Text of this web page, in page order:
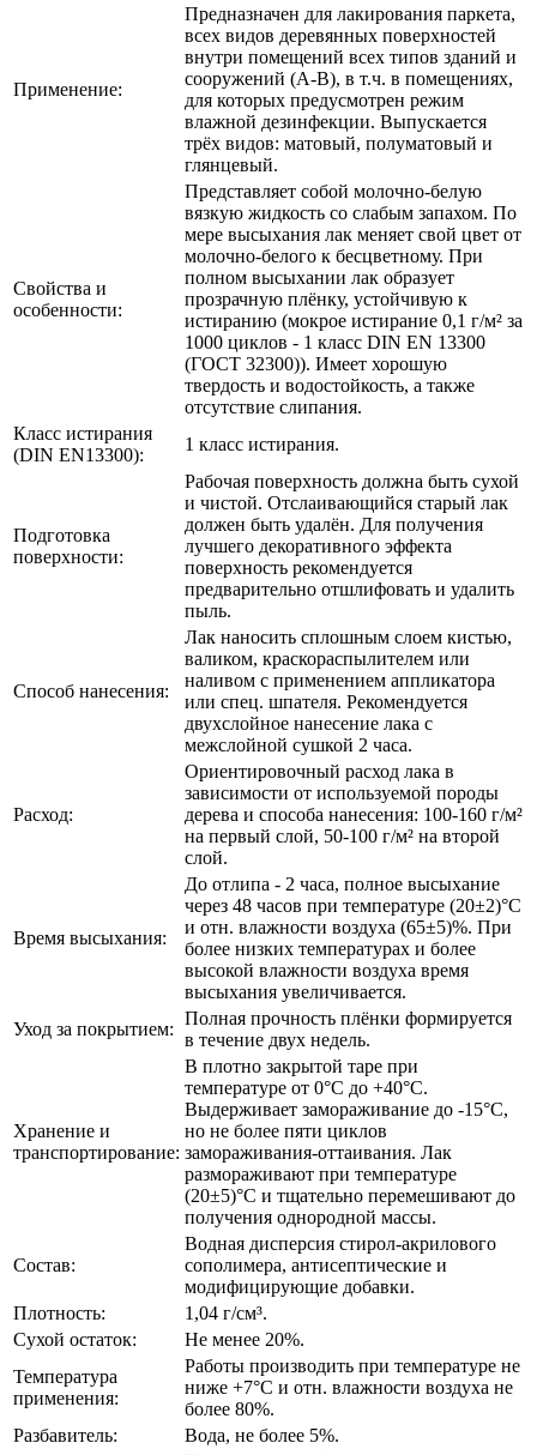
Применение:
Предназначен для лакирования паркета,
всех видов деревянных поверхностей
внутри помещений всех типов зданий и
сооружений (А-В), в т.ч. в помещениях,
для которых предусмотрен режим
влажной дезинфекции. Выпускается
трёх видов: матовый, полуматовый и
глянцевый.
Свойства и
особенности:
Представляет собой молочно-белую
вязкую жидкость со слабым запахом. По
мере высыхания лак меняет свой цвет от
молочно-белого к бесцветному. При
полном высыхании лак образует
прозрачную плёнку, устойчивую к
истиранию (мокрое истирание 0,1 г/м² за
1000 циклов - 1 класс DIN EN 13300
(ГОСТ 32300)). Имеет хорошую
твердость и водостойкость, а также
отсутствие слипания.
Класс истирания
(DIN EN13300):
1 класс истирания.
Подготовка
поверхности:
Рабочая поверхность должна быть сухой
и чистой. Отслаивающийся старый лак
должен быть удалён. Для получения
лучшего декоративного эффекта
поверхность рекомендуется
предварительно отшлифовать и удалить
пыль.
Способ нанесения:
Лак наносить сплошным слоем кистью,
валиком, краскораспылителем или
наливом с применением аппликатора
или спец. шпателя. Рекомендуется
двухслойное нанесение лака с
межслойной сушкой 2 часа.
Расход:
Ориентировочный расход лака в
зависимости от используемой породы
дерева и способа нанесения: 100-160 г/м²
на первый слой, 50-100 г/м² на второй
слой.
Время высыхания:
До отлипа - 2 часа, полное высыхание
через 48 часов при температуре (20±2)°С
и отн. влажности воздуха (65±5)%. При
более низких температурах и более
высокой влажности воздуха время
высыхания увеличивается.
Уход за покрытием:
Полная прочность плёнки формируется
в течение двух недель.
Хранение и
транспортирование:
В плотно закрытой таре при
температуре от 0°С до +40°С.
Выдерживает замораживание до -15°С,
но не более пяти циклов
замораживания-оттаивания. Лак
размораживают при температуре
(20±5)°С и тщательно перемешивают до
получения однородной массы.
Состав:
Водная дисперсия стирол-акрилового
сополимера, антисептические и
модифицирующие добавки.
Плотность:
1,04 г/см³.
Сухой остаток:
Не менее 20%.
Температура
применения:
Работы производить при температуре не
ниже +7°С и отн. влажности воздуха не
более 80%.
Разбавитель:
Вода, не более 5%.